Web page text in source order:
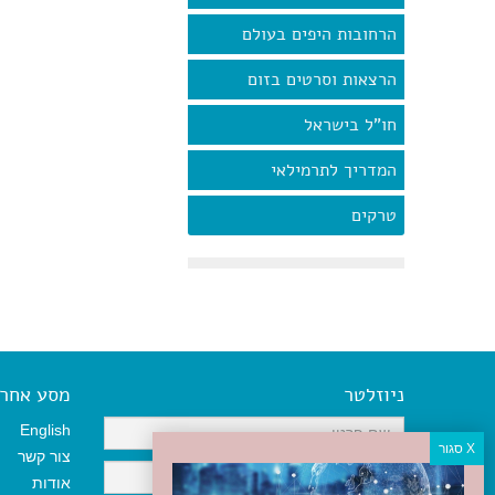
הרחובות היפים בעולם
הרצאות וסרטים בזום
חו"ל בישראל
המדריך לתרמילאי
טרקים
ניוזלטר מסע אחר
English
צור קשר
אודות